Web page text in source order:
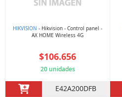
HIKVISION - Hikvision - Control panel -
AX HOME Wireless 4G
$106.656
20 unidades
E42A200DFB